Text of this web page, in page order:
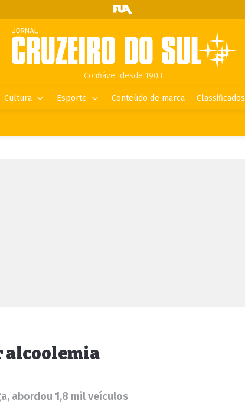
Confiável desde 1903.
Cultura Esporte Conteúdo de marca Classificados
alcoolemia
abordou 1,8 mil veículos